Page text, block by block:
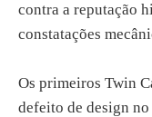
contra a reputação
constatações
Os primeiros Twin
defeito de design